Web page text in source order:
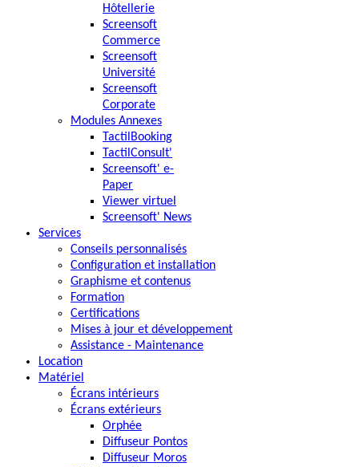
Hôtellerie
Screensoft
Commerce
Screensoft
Université
Screensoft
Corporate
Modules Annexes
TactilBooking
TactilConsult'
Screensoft' e-
Paper
Viewer virtuel
Screensoft' News
Services
Conseils personnalisés
Configuration et installation
Graphisme et contenus
Formation
Certifications
Mises à jour et développement
Assistance - Maintenance
Location
Matériel
Écrans intérieurs
Écrans extérieurs
Orphée
Diffuseur Pontos
Diffuseur Moros